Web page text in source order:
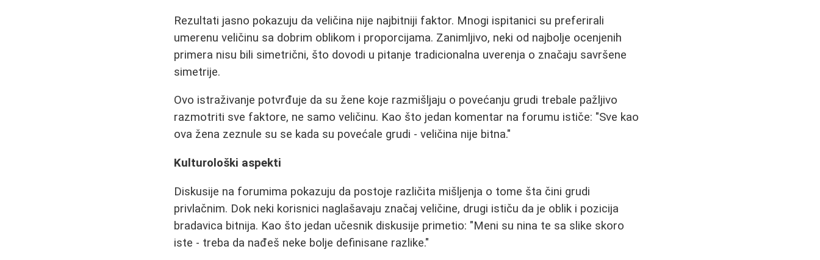
Rezultati jasno pokazuju da veličina nije najbitniji faktor. Mnogi ispitanici su preferirali
umerenu veličinu sa dobrim oblikom i proporcijama. Zanimljivo, neki od najbolje ocenjenih
primera nisu bili simetrični, što dovodi u pitanje tradicionalna uverenja o značaju savršene
simetrije.
Ovo istraživanje potvrđuje da su žene koje razmišljaju o povećanju grudi trebale pažljivo
razmotriti sve faktore, ne samo veličinu. Kao što jedan komentar na forumu ističe: "Sve kao
ova žena zeznule su se kada su povećale grudi - veličina nije bitna."
Kulturološki aspekti
Diskusije na forumima pokazuju da postoje različita mišljenja o tome šta čini grudi
privlačnim. Dok neki korisnici naglašavaju značaj veličine, drugi ističu da je oblik i pozicija
bradavica bitnija. Kao što jedan učesnik diskusije primetio: "Meni su nina te sa slike skoro
iste - treba da nađeš neke bolje definisane razlike."